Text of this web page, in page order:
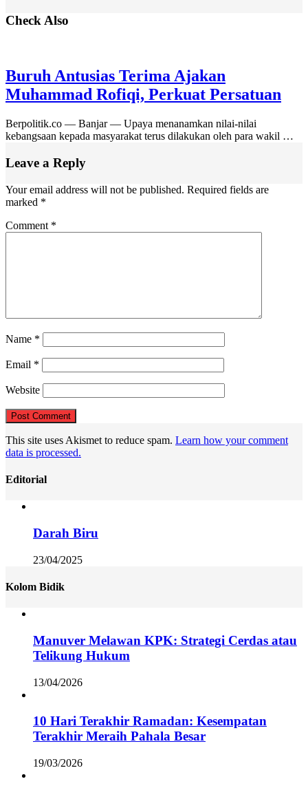
Check Also
Buruh Antusias Terima Ajakan
Muhammad Rofiqi, Perkuat Persatuan
Berpolitik.co — Banjar — Upaya menanamkan nilai-nilai
kebangsaan kepada masyarakat terus dilakukan oleh para wakil …
Leave a Reply
Your email address will not be published. Required fields are
marked *
Comment *
Name *
Email *
Website
This site uses Akismet to reduce spam. Learn how your comment
data is processed.
Editorial
Darah Biru
23/04/2025
Kolom Bidik
Manuver Melawan KPK: Strategi Cerdas atau
Telikung Hukum
13/04/2026
10 Hari Terakhir Ramadan: Kesempatan
Terakhir Meraih Pahala Besar
19/03/2026